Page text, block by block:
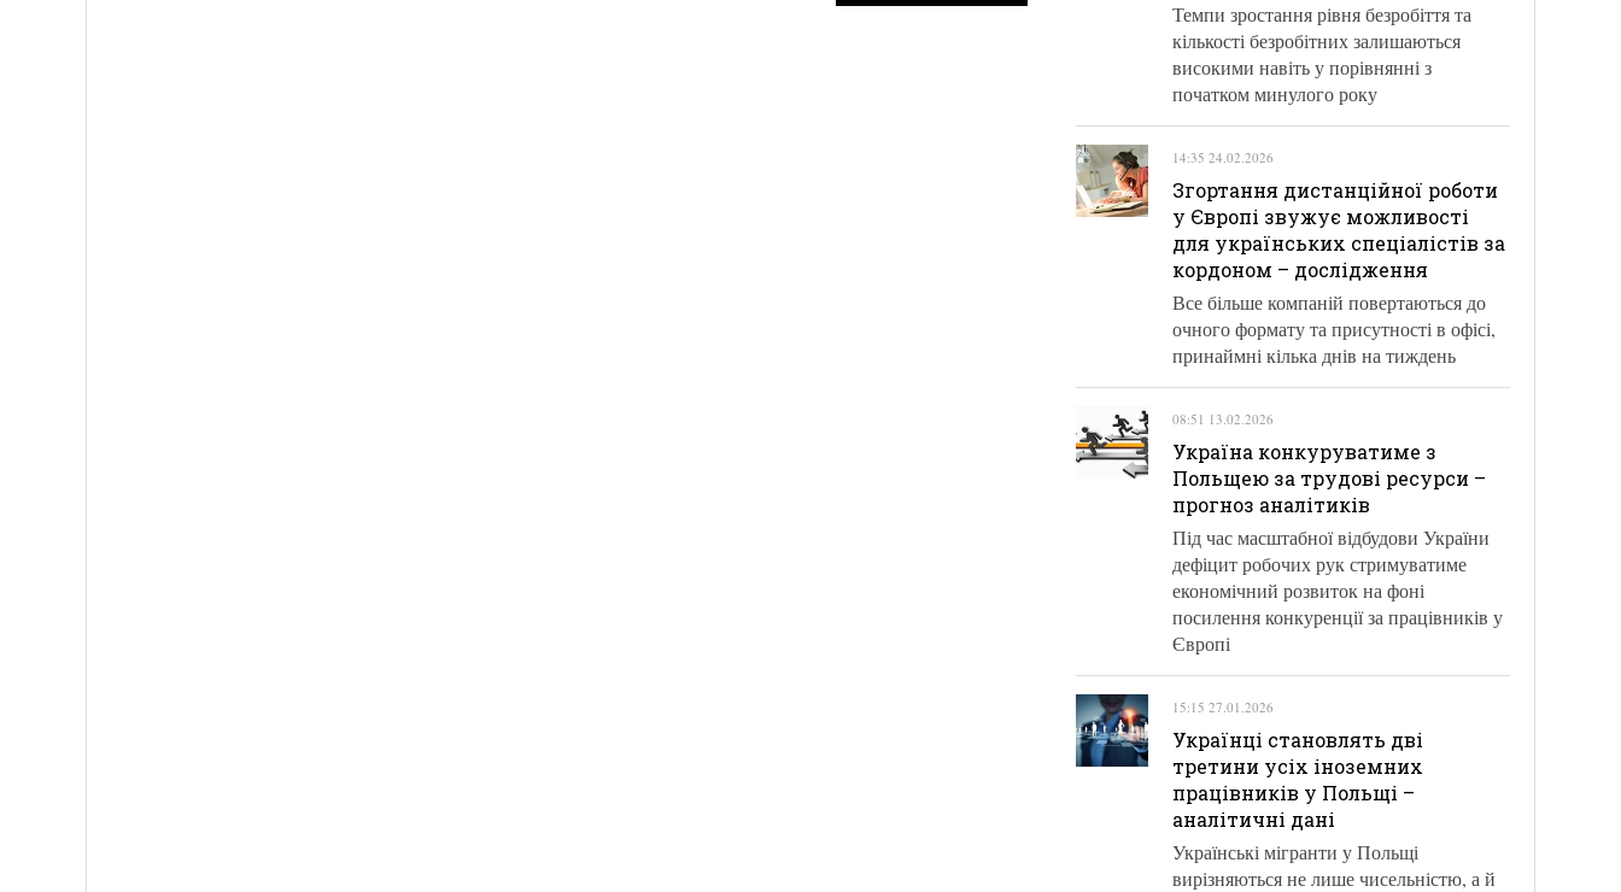
Темпи зростання рівня безробіття та
кількості безробітних залишаються
високими навіть у порівнянні з
початком минулого року
14:35 24.02.2026
Згортання дистанційної роботи
у Європі звужує можливості
для українських спеціалістів за
кордоном – дослідження
Все більше компаній повертаються до
очного формату та присутності в офісі,
принаймні кілька днів на тиждень
08:51 13.02.2026
Україна конкуруватиме з
Польщею за трудові ресурси –
прогноз аналітиків
Під час масштабної відбудови України
дефіцит робочих рук стримуватиме
економічний розвиток на фоні
посилення конкуренції за працівників у
Європі
15:15 27.01.2026
Українці становлять дві
третини усіх іноземних
працівників у Польщі –
аналітичні дані
Українські мігранти у Польщі
вирізняються не лише чисельністю, а й